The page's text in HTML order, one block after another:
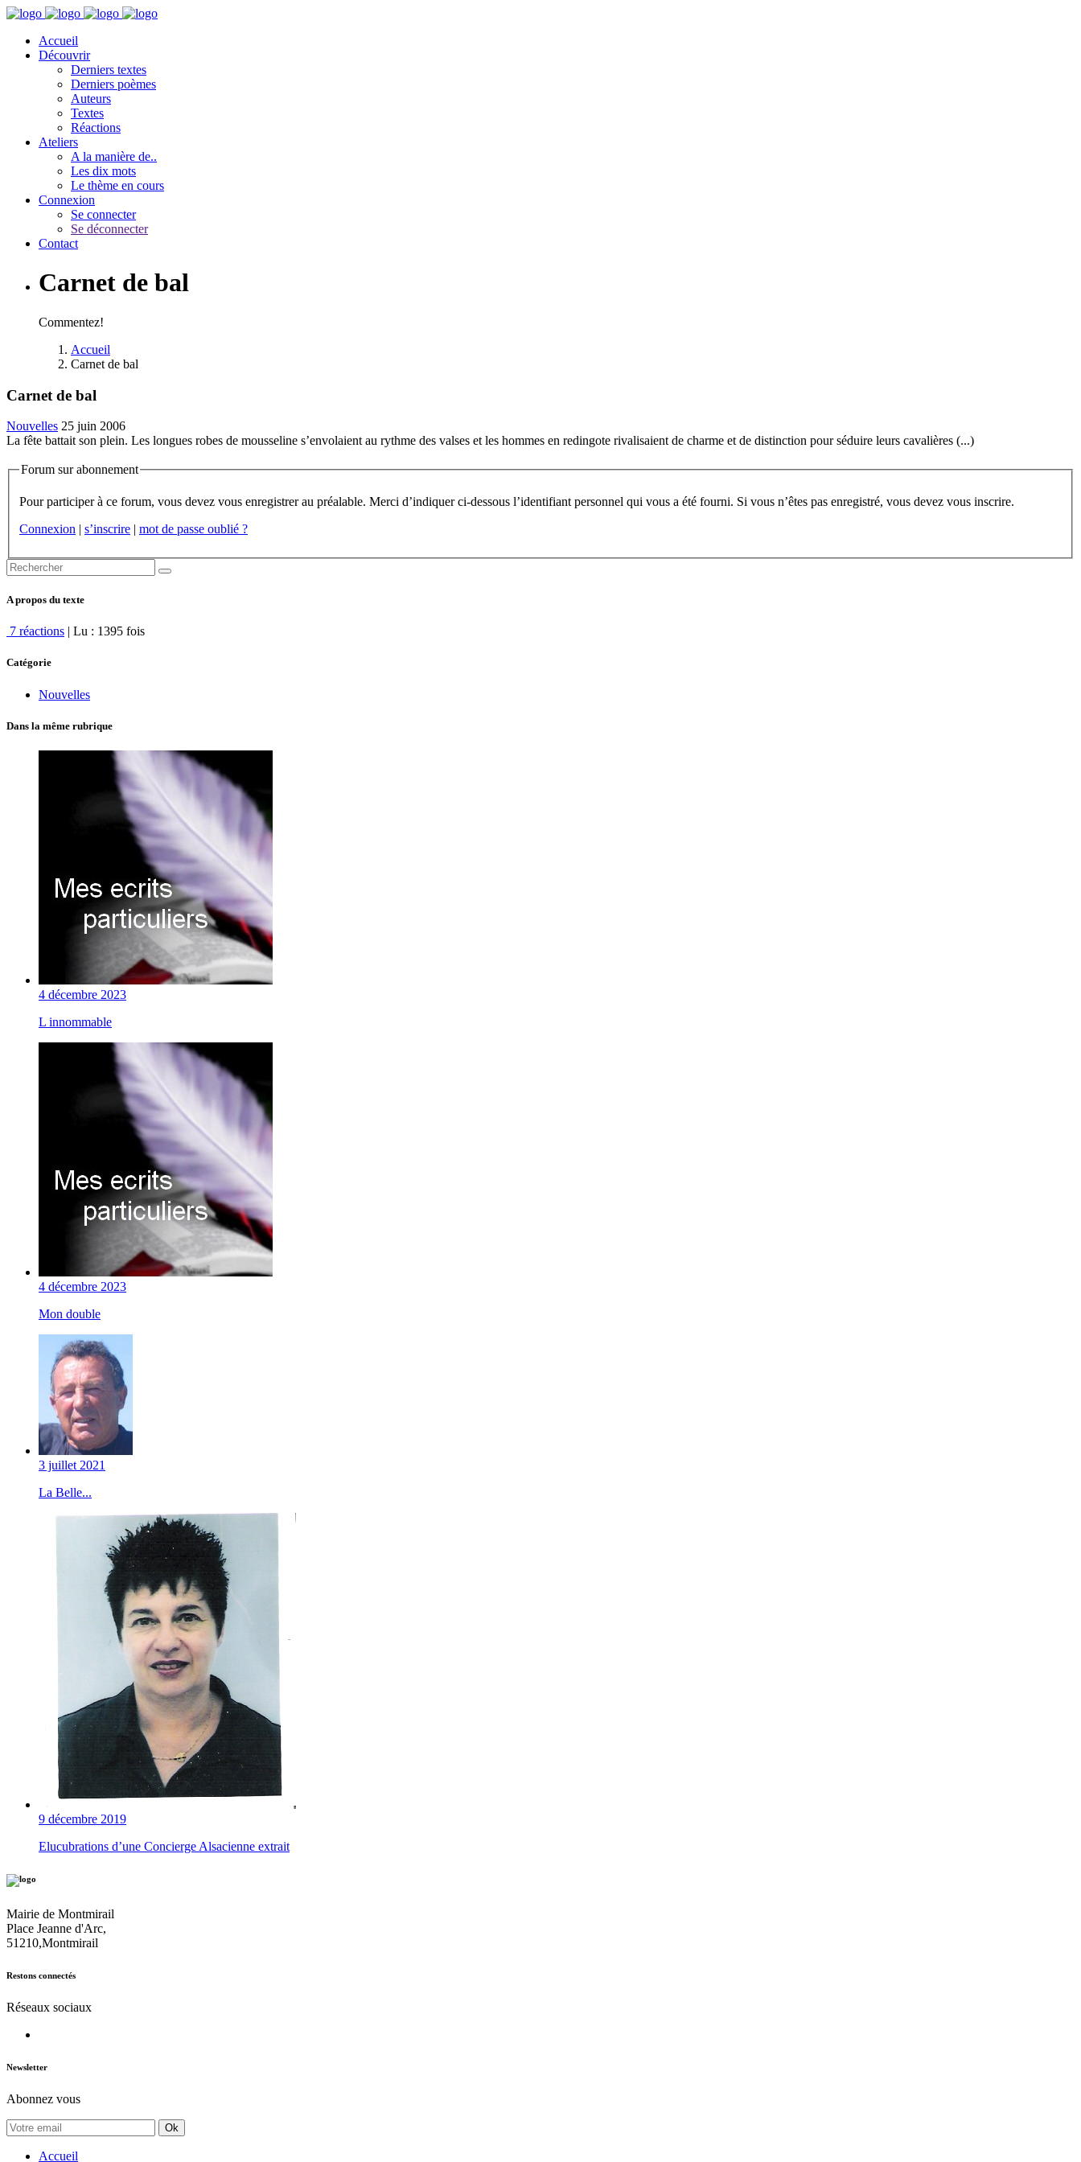
Accueil
Découvrir
Derniers textes
Derniers poèmes
Auteurs
Textes
Réactions
Ateliers
A la manière de..
Les dix mots
Le thème en cours
Connexion
Se connecter
Se déconnecter
Contact
Carnet de bal
Commentez!
Accueil
Carnet de bal
Carnet de bal
Nouvelles 25 juin 2006
La fête battait son plein. Les longues robes de mousseline s’envolaient au rythme des valses et les hommes en redingote rivalisaient de charme et de distinction pour séduire leurs cavalières (...)
Forum sur abonnement
Pour participer à ce forum, vous devez vous enregistrer au préalable. Merci d’indiquer ci-dessous l’identifiant personnel qui vous a été fourni. Si vous n’êtes pas enregistré, vous devez vous inscrire.
Connexion | s’inscrire | mot de passe oublié ?
A propos du texte
7 réactions | Lu : 1395 fois
Catégorie
Nouvelles
Dans la même rubrique
4 décembre 2023
L innommable
4 décembre 2023
Mon double
3 juillet 2021
La Belle...
9 décembre 2019
Elucubrations d’une Concierge Alsacienne extrait
Mairie de Montmirail
Place Jeanne d'Arc,
51210,Montmirail
Restons connectés
Réseaux sociaux
Newsletter
Abonnez vous
Ok
Accueil